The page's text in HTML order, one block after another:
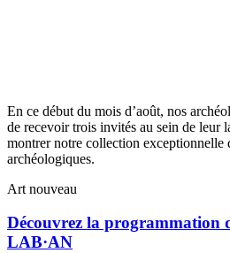
En ce début du mois d’août, nos
de recevoir trois invités au sein de leur
montrer notre collection exceptionnelle
archéologiques.
Art nouveau
Découvrez la programmation
LAB·AN